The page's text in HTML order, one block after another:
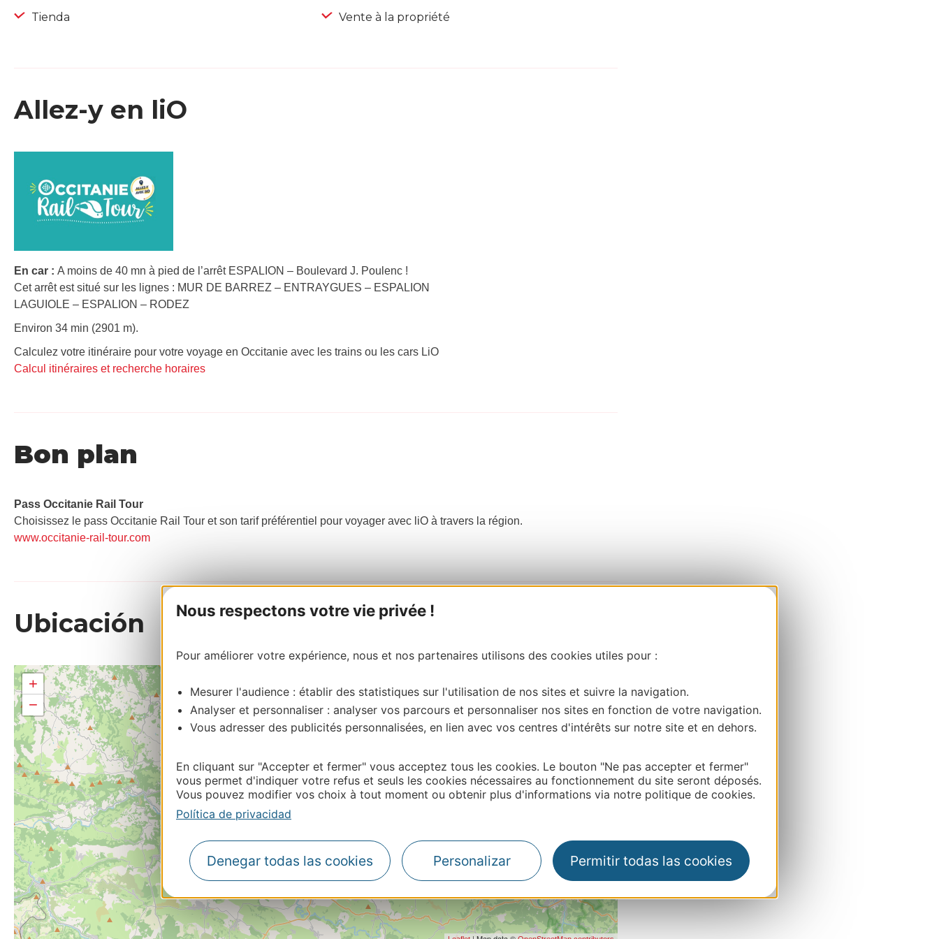
Nous respectons votre vie privée !
Pour améliorer votre expérience, nous et nos partenaires utilisons des cookies utiles pour :
Mesurer l'audience : établir des statistiques sur l'utilisation de nos sites et suivre la navigation.
Analyser et personnaliser : analyser vos parcours et personnaliser nos sites en fonction de votre navigation.
Vous adresser des publicités personnalisées, en lien avec vos centres d'intérêts sur notre site et en dehors.
En cliquant sur "Accepter et fermer" vous acceptez tous les cookies. Le bouton "Ne pas accepter et fermer"
vous permet d'indiquer votre refus et seuls les cookies nécessaires au fonctionnement du site seront déposés.
Vous pouvez modifier vos choix à tout moment ou obtenir plus d'informations via notre politique de cookies.
Política de privacidad
Denegar todas las cookies Personalizar Permitir todas las cookies
Tienda Vente à la propriété
Allez-y en liO
En car : A moins de 40 mn à pied de l’arrêt ESPALION – Boulevard J. Poulenc !
Cet arrêt est situé sur les lignes : MUR DE BARREZ – ENTRAYGUES – ESPALION
LAGUIOLE – ESPALION – RODEZ
Environ 34 min (2901 m).
Calculez votre itinéraire pour votre voyage en Occitanie avec les trains ou les cars LiO
Calcul itinéraires et recherche horaires
Bon plan
Pass Occitanie Rail Tour​
Choisissez le pass Occitanie Rail Tour et son tarif préférentiel pour voyager avec liO à travers la région.
www.occitanie-rail-tour.com
Ubicación
+
−